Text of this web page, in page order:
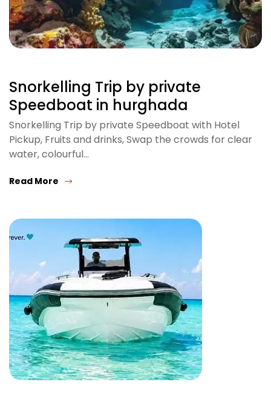
Snorkelling Trip by private
Speedboat in hurghada
Snorkelling Trip by private Speedboat with Hotel
Pickup, Fruits and drinks, Swap the crowds for clear
water, colourful…
Read More